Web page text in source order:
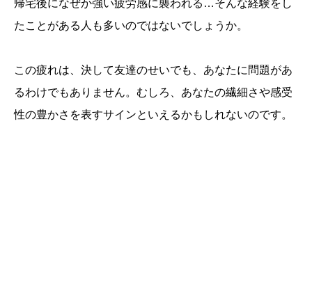
帰宅後になぜか強い疲労感に襲われる…そんな経験をし
たことがある人も多いのではないでしょうか。
この疲れは、決して友達のせいでも、あなたに問題があ
るわけでもありません。むしろ、あなたの繊細さや感受
性の豊かさを表すサインといえるかもしれないのです。